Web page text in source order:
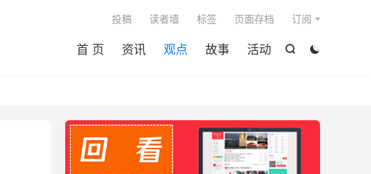


首 页 资讯 观点 故事 活动
投稿 读者墙 标签 页面存档 订阅